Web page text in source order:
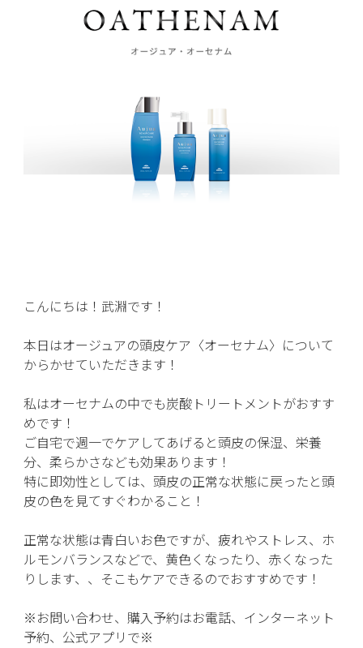
こんにちは！武淵です！
本日はオージュアの頭皮ケア〈オーセナム〉について
からかせていただきます！
私はオーセナムの中でも炭酸トリートメントがおすす
めです！
ご自宅で週一でケアしてあげると頭皮の保湿、栄養
分、柔らかさなども効果あります！
特に即効性としては、頭皮の正常な状態に戻ったと頭
皮の色を見てすぐわかること！
正常な状態は青白いお色ですが、疲れやストレス、ホ
ルモンバランスなどで、黄色くなったり、赤くなった
りします、、そこもケアできるのでおすすめです！
※お問い合わせ、購入予約はお電話、インターネット
予約、 公式アプリで※